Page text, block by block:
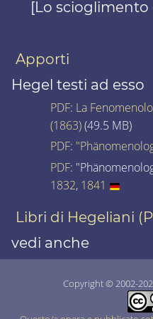
[Lo scioglimento
Apporti
Hegel testi ad esso
PDF: La
(1863)(49.5 MB)
PDF:
PDF:
1832, 1841
Libri di Hegeliani
vedi anche
Copyright © 2002-